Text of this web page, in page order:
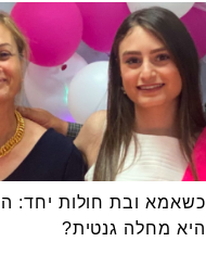
כשאמא ובת חולות יחד:
היא מחלה גנטית?